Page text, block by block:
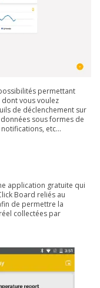
permettant
vous voulez
de déclenchement sur
sous formes de
etc...
application gratuite qui
Board reliés au
de permettre la
collectées par